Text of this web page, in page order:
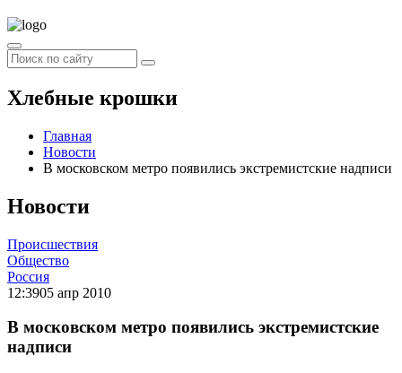
Хлебные крошки
Главная
Новости
В московском метро появились экстремистские надписи
Новости
Происшествия
Общество
Россия
12:3905 апр 2010
В московском метро появились экстремистские
надписи